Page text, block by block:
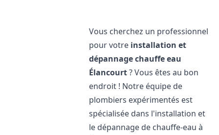
Vous cherchez un professionnel
pour votre installation et
dépannage chauffe eau
Élancourt? Vous êtes au bon
endroit ! Notre équipe de
plombiers expérimentés est
spécialisée dans l'installation et
le dépannage de chauffe-eau à